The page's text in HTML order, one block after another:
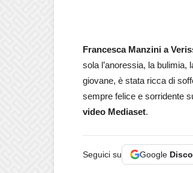
Francesca Manzini a
sola l’anoressia, la
giovane, è stata ricca di
sempre felice e sorridente
video Mediaset.
Seguici su Google